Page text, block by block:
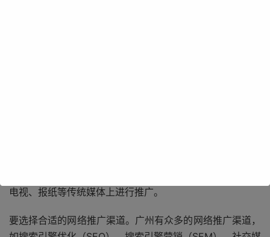
电视、报纸等传统媒体上进行推广。
要选择合适的网络推广渠道。广州有众多的网络推广渠道，